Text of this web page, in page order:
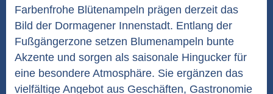
Farbenfrohe Blütenampeln prägen derzeit das
Bild der Dormagener Innenstadt. Entlang der
Fußgängerzone setzen Blumenampeln bunte
Akzente und sorgen als saisonale Hingucker für
eine besondere Atmosphäre. Sie ergänzen das
vielfältige Angebot aus Geschäften, Gastronomie